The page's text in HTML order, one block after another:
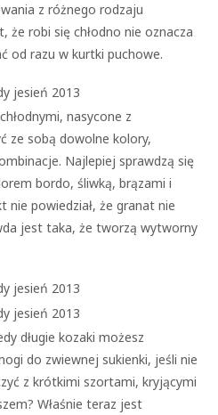
z różnego rodzaju
że robi się chłodno nie oznacza
od razu w kurtki puchowe.
nasycone z
ze sobą dowolne kolory,
Najlepiej sprawdzą się
bordo, śliwką, brązami i
nie powiedział, że granat nie
jest taka, że tworzą wytworny
długie kozaki możesz
do zwiewnej sukienki, jeśli nie
z krótkimi szortami, kryjącymi
Właśnie teraz jest